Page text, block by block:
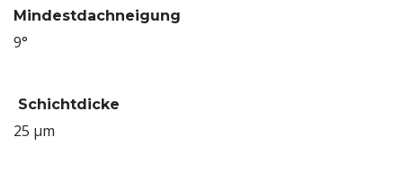
Mindestdachneigung
9°
Schichtdicke
25 µm